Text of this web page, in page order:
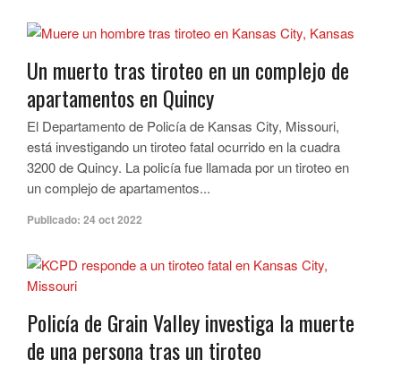
Un muerto tras tiroteo en un complejo de
apartamentos en Quincy
El Departamento de Policía de Kansas City, Missouri,
está investigando un tiroteo fatal ocurrido en la cuadra
3200 de Quincy. La policía fue llamada por un tiroteo en
un complejo de apartamentos...
Publicado: 24 oct 2022
Policía de Grain Valley investiga la muerte
de una persona tras un tiroteo